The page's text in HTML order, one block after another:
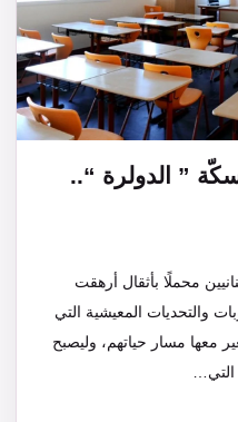
” الدولرة “..
محملًا بأثقال أرهقت
والتحديات المعيشية التي
معها مسار حياتهم، وليصبح
التي…